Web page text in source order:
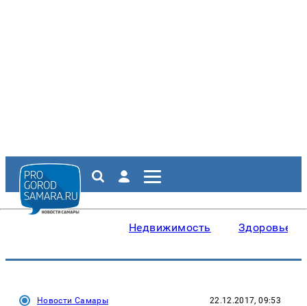
Недвижимость Здоровье
Новости Самары 22.12.2017, 09:53